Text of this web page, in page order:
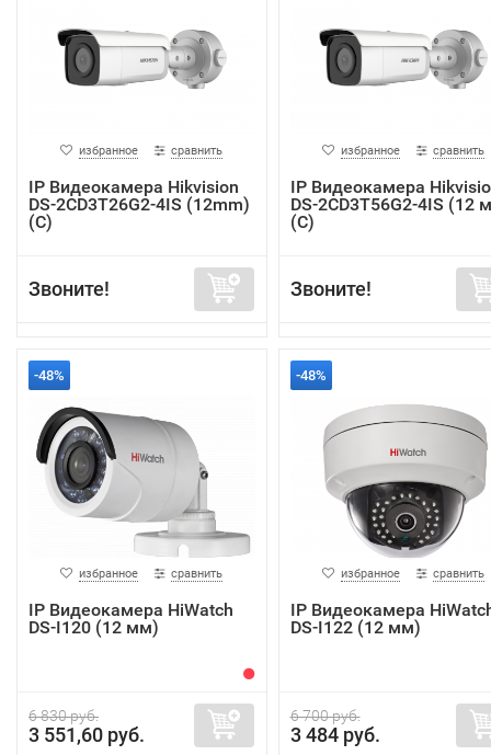
избранное сравнить
IP Видеокамера Hikvision
DS-2CD3T26G2-4IS (12mm)
(C)
Звоните!
избранное сравнить
IP Видеокамера
DS-2CD3T56G2-4IS (12
(C)
Звоните!
-48%
избранное сравнить
IP Видеокамера HiWatch
DS-I120 (12 мм)
6 830 руб.
3 551,60 руб.
-48%
избранное сравнить
IP Видеокамера
DS-I122 (12 мм)
6 700 руб.
3 484 руб.